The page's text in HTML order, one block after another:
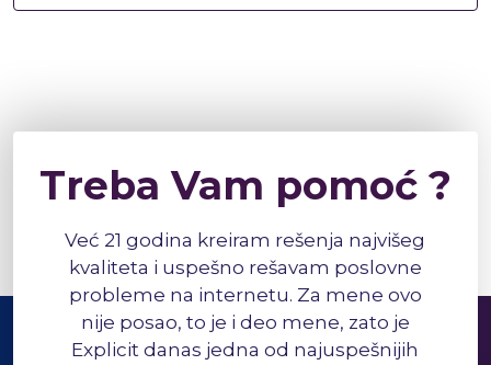
Treba Vam pomoć ?
Već 21 godina kreiram rešenja najvišeg
kvaliteta i uspešno rešavam poslovne
probleme na internetu. Za mene ovo
nije posao, to je i deo mene, zato je
Explicit danas jedna od najuspešnijih